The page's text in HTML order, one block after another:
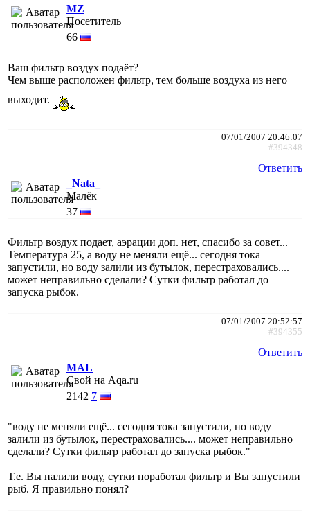
MZ
Посетитель
66
Ваш фильтр воздух подаёт?
Чем выше расположен фильтр, тем больше воздуха из него
выходит.
07/01/2007 20:46:07
#394348
Ответить
_Nata_
Малёк
37
Фильтр воздух подает, аэрации доп. нет, спасибо за совет...
Температура 25, а воду не меняли ещё... сегодня тока
запустили, но воду залили из бутылок, перестраховались....
может неправильно сделали? Сутки фильтр работал до
запуска рыбок.
07/01/2007 20:52:57
#394355
Ответить
MAL
Свой на Aqa.ru
2142 7
"воду не меняли ещё... сегодня тока запустили, но воду
залили из бутылок, перестраховались.... может неправильно
сделали? Сутки фильтр работал до запуска рыбок."
Т.е. Вы налили воду, сутки поработал фильтр и Вы запустили
рыб. Я правильно понял?